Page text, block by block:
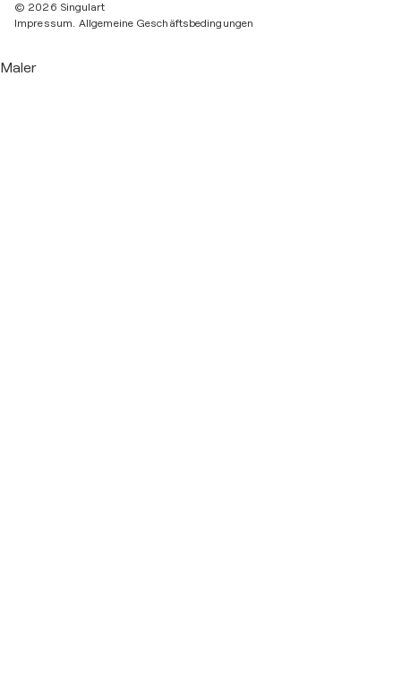
© 2026 Singulart
Impressum. Allgemeine Geschäftsbedingungen
Maler